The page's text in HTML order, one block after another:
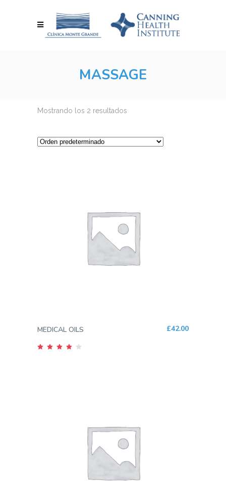
MASSAGE
Mostrando los 2 resultados
AGREGAR AL CARRITO
MEDICAL OILS £42.00